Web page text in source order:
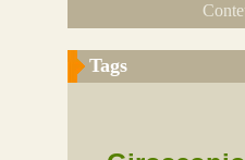
Tags